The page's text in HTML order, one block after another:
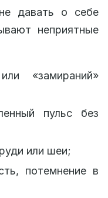
давать о себе
неприятные
«замираний»
пульс без
или шеи;
потемнение в